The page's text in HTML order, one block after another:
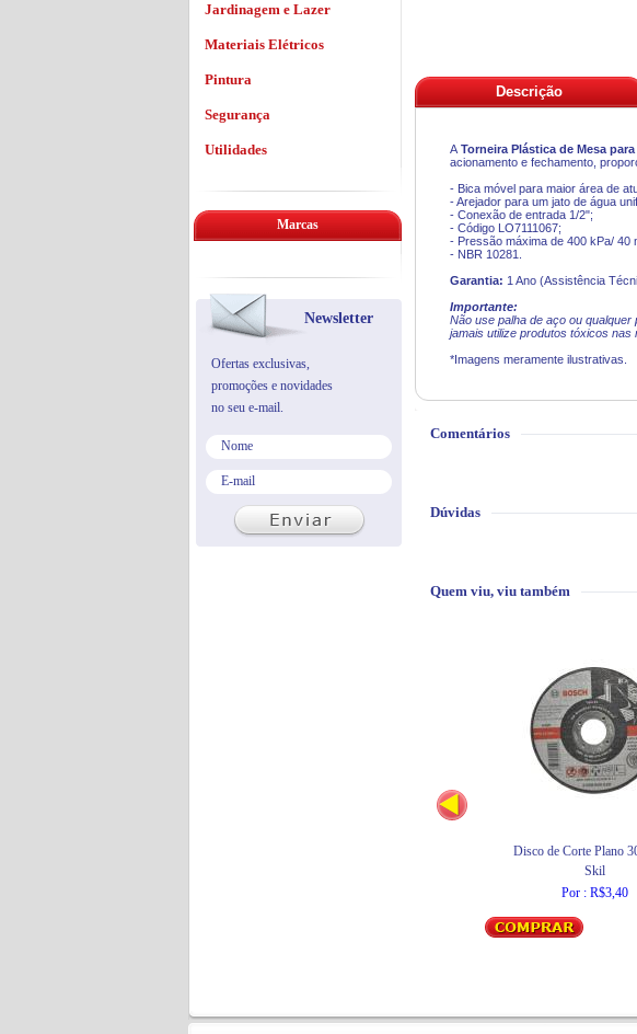
Descrição
A Torneira Plástica de Mesa
acionamento e fechamento,
- Bica móvel para maior área de
- Arejador para um jato de água
- Conexão de entrada 1/2";
- Código LO7111067;
- Pressão máxima de 400 kPa/ 40
- NBR 10281.
Garantia: 1 Ano (Assistência
Importante:
Não use palha de aço ou
jamais utilize produtos tóxicos nas
*Imagens meramente ilustrativas.
Comentários
Dúvidas
Quem viu, viu também
Disco de Corte Plano
Skil
Por : R$3,40
Jardinagem e Lazer
Materiais Elétricos
Pintura
Segurança
Utilidades
Marcas
Newsletter
Ofertas exclusivas,
promoções e novidades
no seu e-mail.